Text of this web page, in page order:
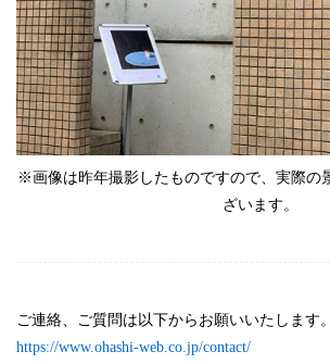
※画像は昨年撮影したものですので、 実際の
ざいます。
ご連絡、ご質問は以下からお願いいたします。
https://www.ohashi-web.co.jp/contact/